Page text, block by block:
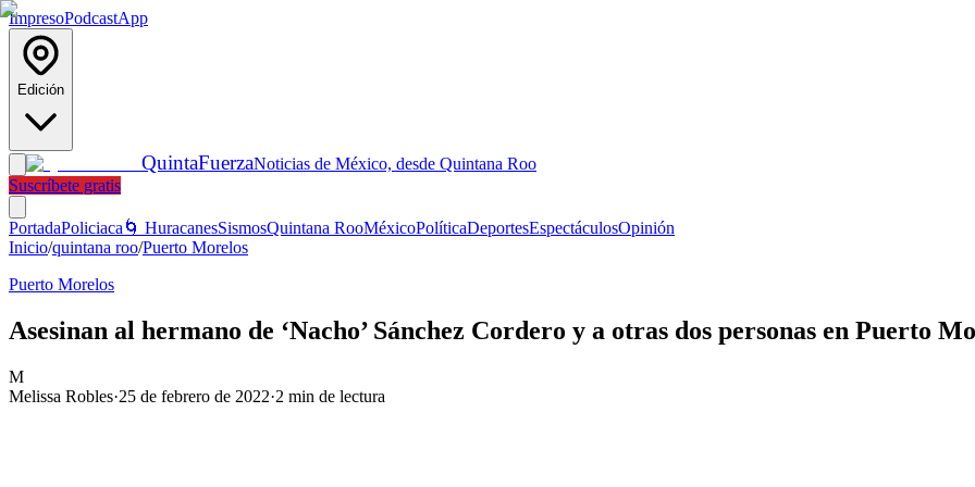
ImpresoPodcastApp
Edición
QuintaFuerzaNoticias de México, desde Quintana Roo
Suscríbete gratis
PortadaPoliciaca 🌀 HuracanesSismosQuintana RooMéxicoPolíticaDeportesEspectáculosOpinión
Inicio/quintana roo/Puerto Morelos
Puerto Morelos
Asesinan al hermano de ‘Nacho’ Sánchez Cordero y a otras dos personas en Puerto
M
Melissa Robles·25 de febrero de 2022·2 min de lectura